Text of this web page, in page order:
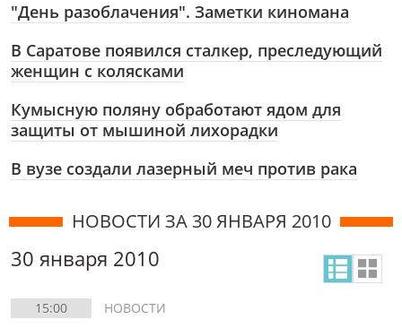
"День разоблачения". Заметки киномана
В Саратове появился сталкер, преследующий
женщин с колясками
Кумысную поляну обработают ядом для
защиты от мышиной лихорадки
В вузе создали лазерный меч против рака
НОВОСТИ ЗА 30 ЯНВАРЯ 2010
30 января 2010
15:00 НОВОСТИ